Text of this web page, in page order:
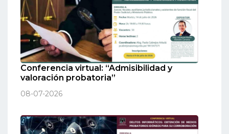
Conferencia virtual: “Admisibilidad y
valoración probatoria”
08-07-2026